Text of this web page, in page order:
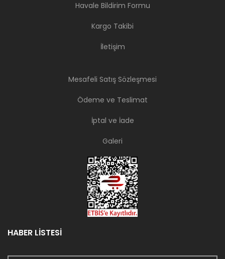
Havale Bildirim Formu
Kargo Takibi
İletişim
Mesafeli Satış Sözleşmesi
Ödeme ve Teslimat
İptal ve İade
Galeri
HABER LİSTESİ